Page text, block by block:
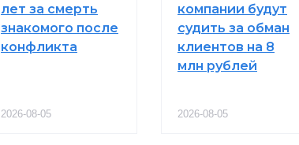
лет за смерть
знакомого после
конфликта
2026-08-05
компании будут
судить за обман
клиентов на 8
млн рублей
2026-08-05